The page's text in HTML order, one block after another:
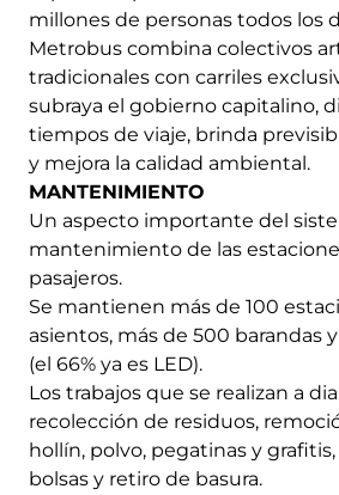
millones de personas todos los
Metrobus combina colectivos
tradicionales con carriles
subraya el gobierno capitalino,
tiempos de viaje, brinda
y mejora la calidad ambiental.
MANTENIMIENTO
Un aspecto importante del
mantenimiento de las
pasajeros.
Se mantienen más de 100
asientos, más de 500 barandas
(el 66% ya es LED).
Los trabajos que se realizan a
recolección de residuos,
hollín, polvo, pegatinas y
bolsas y retiro de basura.